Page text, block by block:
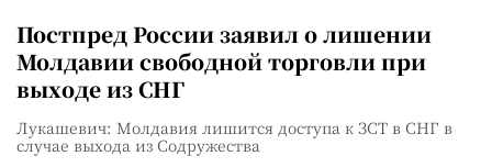
Постпред России заявил о лишении
Молдавии свободной торговли при
выходе из СНГ
Лукашевич: Молдавия лишится доступа к ЗСТ в СНГ в
случае выхода из Содружества